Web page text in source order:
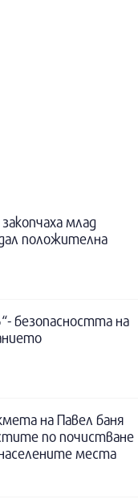
млад
положителна
безопасността на
на Павел баня
по почистване
места